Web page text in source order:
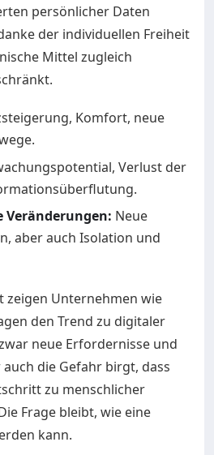
persönlicher Daten
der individuellen Freiheit
Mittel zugleich
Komfort, neue
Verlust der
Veränderungen: Neue
aber auch Isolation und
zeigen Unternehmen wie
den Trend zu digitaler
neue Erfordernisse und
die Gefahr birgt, dass
zu menschlicher
Frage bleibt, wie eine
kann.